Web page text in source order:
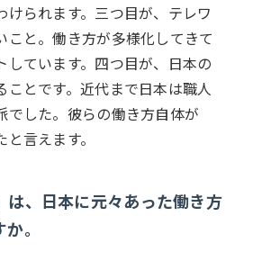
けられます。三つ目が、テレワ
こと。働き方が多様化してきて
しています。四つ目が、日本の
ことです。近代まで日本は職人
でした。彼らの働き方自体が
と言えます。
は、日本に元々あった働き方
。